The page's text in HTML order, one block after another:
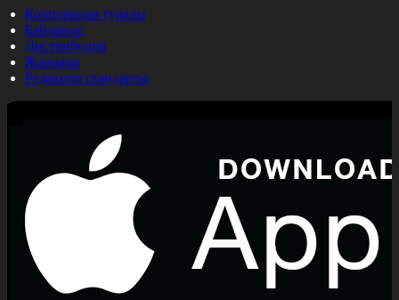
Корпорация туралы
Байланыс
Дистрибуция
Жарнама
Редакция стандарты